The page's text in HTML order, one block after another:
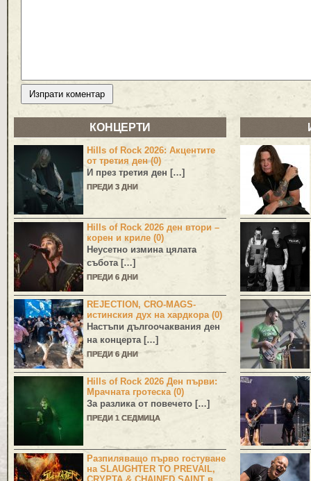
КОНЦЕРТИ
Hills of Rock 2026: Акцентите
от третия ден (0)
И през третия ден […]
ПРЕДИ 3 ДНИ
Hills of Rock 2026 ден втори –
корен и криле (0)
Неусетно измина цялата
събота […]
ПРЕДИ 6 ДНИ
REJECTION, CRO-MAGS-
истинския дух на хардкора (0)
Настъпи дългоочаквания ден
на концерта […]
ПРЕДИ 6 ДНИ
Hills of Rock 2026 Ден първи:
Мрачната гротеска (0)
За разлика от повечето […]
ПРЕДИ 1 СЕДМИЦА
Разпиляващо първо гостуване
на SLAUGHTER TO PREVAIL,